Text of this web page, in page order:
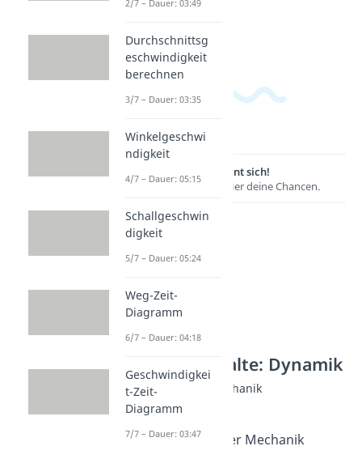
Lernen lohnt sich!
Entdecke hier deine Chancen.
Weitere Inhalte: Dynamik
Kraftarten der Mechanik
Kraft (Physik)
Goldene Regel der Mechanik
2/7 – Dauer: 03:49
Durchschnittsg
eschwindigkeit
berechnen
3/7 – Dauer: 03:35
Winkelgeschwi
ndigkeit
4/7 – Dauer: 05:15
Schallgeschwin
digkeit
5/7 – Dauer: 05:24
Weg-Zeit-
Diagramm
6/7 – Dauer: 04:18
Geschwindigkei
t-Zeit-
Diagramm
7/7 – Dauer: 03:47